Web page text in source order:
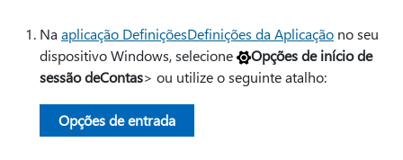
Na aplicação DefiniçõesDefinições da Aplicação no seu
dispositivo Windows, selecione
Opções de início de
sessão deContas> ou utilize o seguinte atalho:
Opções de entrada